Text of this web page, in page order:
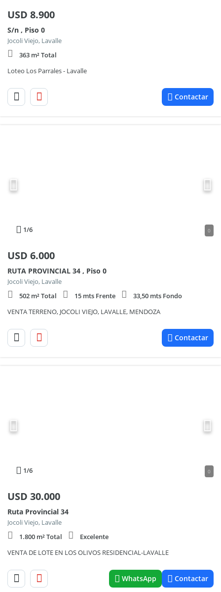
USD 8.900
S/n , Piso 0
Jocoli Viejo, Lavalle
363 m² Total
Loteo Los Parrales - Lavalle
Contactar
1/6 0
USD 6.000
RUTA PROVINCIAL 34 , Piso 0
Jocoli Viejo, Lavalle
502 m² Total
15 mts Frente
33,50 mts Fondo
VENTA TERRENO, JOCOLI VIEJO, LAVALLE, MENDOZA
Contactar
1/6 0
USD 30.000
Ruta Provincial 34
Jocoli Viejo, Lavalle
1.800 m² Total
Excelente
VENTA DE LOTE EN LOS OLIVOS RESIDENCIAL-LAVALLE
WhatsApp Contactar